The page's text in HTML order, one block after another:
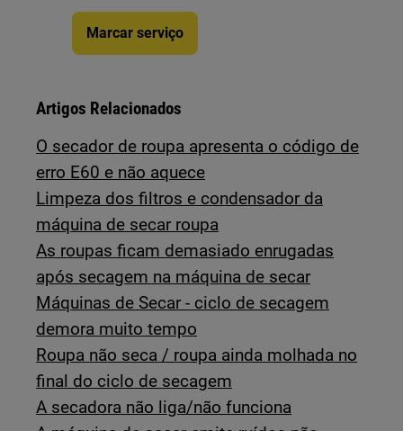
Marcar serviço
Artigos Relacionados
O secador de roupa apresenta o código de
erro E60 e não aquece
Limpeza dos filtros e condensador da
máquina de secar roupa
As roupas ficam demasiado enrugadas
após secagem na máquina de secar
Máquinas de Secar - ciclo de secagem
demora muito tempo
Roupa não seca / roupa ainda molhada no
final do ciclo de secagem
A secadora não liga/não funciona